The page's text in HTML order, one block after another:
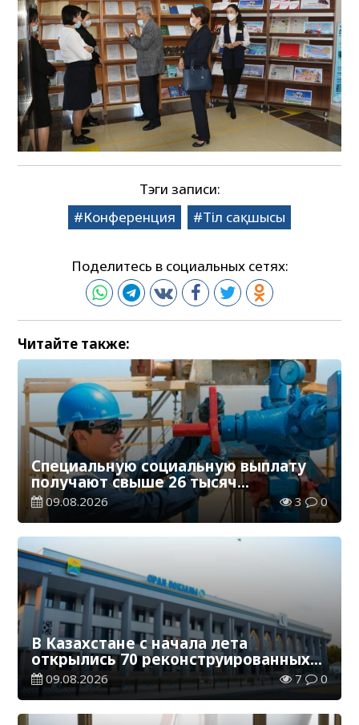
Тэги записи:
Конференция
Тіл сақшысы
Поделитесь в социальных сетях:
Читайте также:
Специальную социальную выплату
получают свыше 26 тысяч
работников, занятых во вредных
условиях труда
09.08.2026 3 0
В Казахстане с начала лета
открылись 70 реконструированных
железнодорожных вокзалов
09.08.2026 7 0